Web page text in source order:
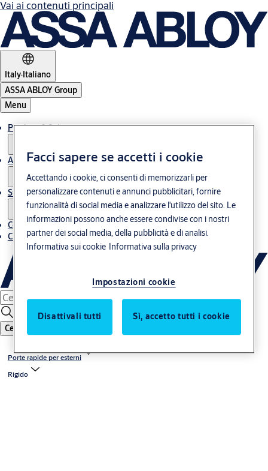
Vai ai contenuti principali
Italy·Italiano
ASSA ABLOY Group
Menu
Prodotti & Soluzioni
Assistenza post-vendita
Storie
Contatti
Chi siamo
Cerca
Porte rapide per esterni
Rigido
Facci sapere se accetti i cookie
Accettando i cookie, ci consenti di memorizzarli per
personalizzare contenuti e annunci pubblicitari, fornire
funzionalità di social media e analizzare l'utilizzo del sito. Le
informazioni possono anche essere condivise con i nostri
partner dei social media, della pubblicità e di analisi.
Informativa sui cookie Informativa sulla privacy
Impostazioni cookie
Disattivali tutti Sì, accetto tutti i cookie